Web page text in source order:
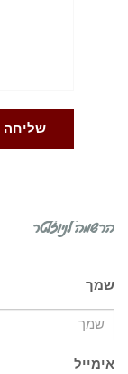
הרשמה לניוזלטר
שמך
אימייל